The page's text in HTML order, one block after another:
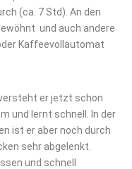
(ca. 7 Std). An den
und auch andere
Kaffeevollautomat
er jetzt schon
und lernt schnell. In der
ist er aber noch durch
sehr abgelenkt.
und schnell